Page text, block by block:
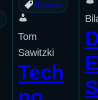
Allgemein
Tom
Sawitzki
Tech